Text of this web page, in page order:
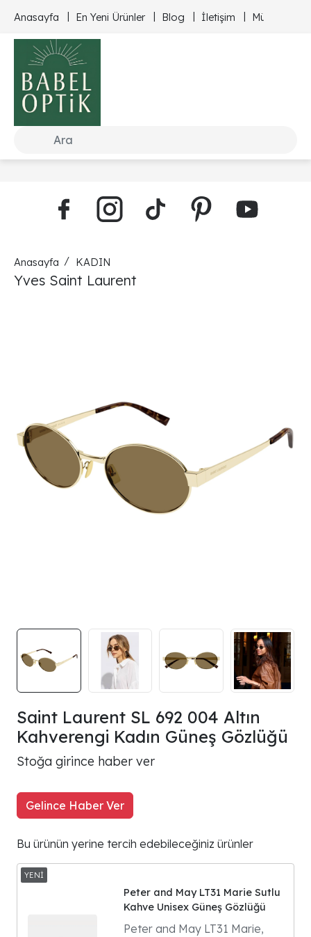
Anasayfa En Yeni Ürünler Blog İletişim Müşteri
Anasayfa KADIN
Yves Saint Laurent
Saint Laurent SL 692 004 Altın
Kahverengi Kadın Güneş Gözlüğü
Stoğa girince haber ver
Gelince Haber Ver
Bu ürünün yerine tercih edebileceğiniz ürünler
Peter and May LT31 Marie Sutlu
Kahve Unisex Güneş Gözlüğü
Peter and May LT31 Marie,